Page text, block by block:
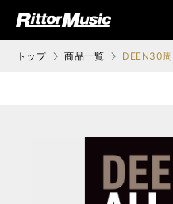
ジック (Rittor Musi
トップ 商品一覧 DEEN30